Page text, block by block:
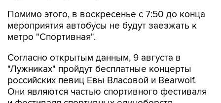
Помимо этого, в воскресенье с 7:50 до конца
мероприятия автобусы не будут заезжать к
метро "Спортивная".
Согласно открытым данным, 9 августа в
"Лужниках" пройдут бесплатные концерты
российских певиц Евы Власовой и Bearwolf.
Они являются частью спортивного фестиваля